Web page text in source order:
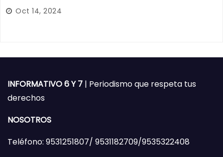
Oct 14, 2024
INFORMATIVO 6 Y 7 | Periodismo que respeta tus
derechos
NOSOTROS
Teléfono: 9531251807/ 9531182709/9535322408